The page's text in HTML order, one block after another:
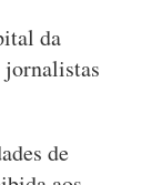
da
jornalistas
de